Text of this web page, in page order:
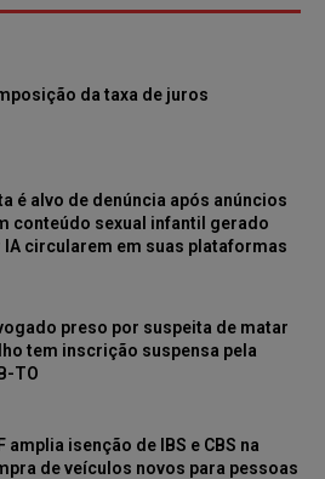
da taxa de juros
é alvo de denúncia após anúncios
conteúdo sexual infantil gerado
IA circularem em suas plataformas
preso por suspeita de matar
tem inscrição suspensa pela
TO
amplia isenção de IBS e CBS na
de veículos novos para pessoas